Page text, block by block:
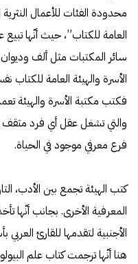
محدودة الفئات للأعمال
العامة للكتاب”، حيث أنّها تبيع
سائر المكتبات مثل ألف
الأسرة والهيئة العامة للكتاب
فكتب مكتبة الأسرة والهيئة
والتي تشغل عقل أي فرد
فرع معرفي موجود في الحياة.
كتب الهيئة تجمع بين الأدب،
المعرفية الأخرى. بجانب أنّها
الأجنبية لتقدمها للقارئ
هنا أنّها ترجمت كتاب علم